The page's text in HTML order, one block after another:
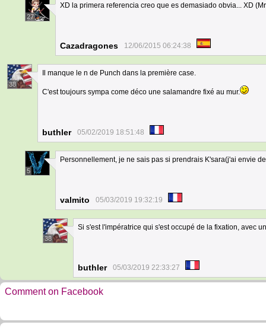
27
XD la primera referencia creo que es demasiado obvia... XD
Cazadragones 12/06/2015 06:24:38
38
Il manque le n de Punch dans la première case.
C'est toujours sympa come déco une salamandre fixé au mur.
buthler 05/02/2019 18:51:48
5
Personnellement, je ne sais pas si prendrais K'sara(j'ai envie
valmito 05/03/2019 19:32:19
38
Si s'est l'impératrice qui s'est occupé de la fixation, avec
buthler 05/03/2019 22:33:27
Comment on Facebook